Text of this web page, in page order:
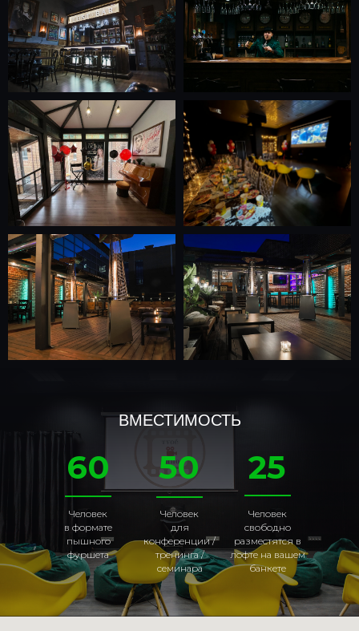
25
50
60
ВМЕСТИМОСТЬ
Человек
в формате
пышного
фуршета
Человек
для
конференции /
тренинга /
семинара
Человек
свободно
разместятся в
лофте на вашем
банкете